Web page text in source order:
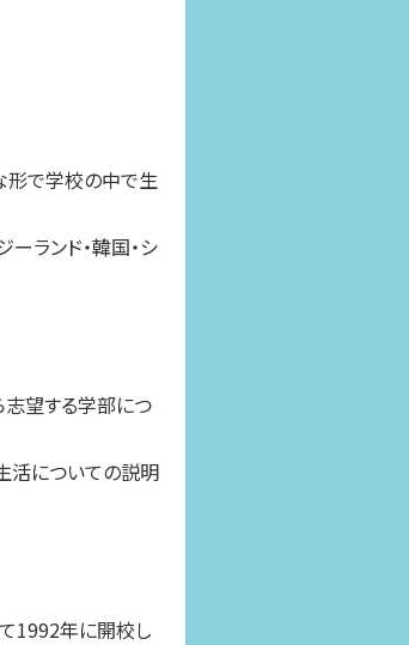
形で学校の中で生
ーランド・韓国・シ
志望する学部につ
活についての説明
1992年に開校し